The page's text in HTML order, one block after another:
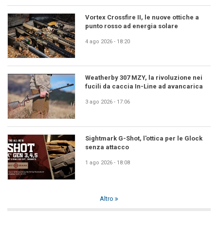
Vortex Crossfire II, le nuove ottiche a
punto rosso ad energia solare
4 ago 2026 - 18:20
Weatherby 307 MZY, la rivoluzione nei
fucili da caccia In-Line ad avancarica
3 ago 2026 - 17:06
Sightmark G-Shot, l'ottica per le Glock
senza attacco
1 ago 2026 - 18:08
Altro